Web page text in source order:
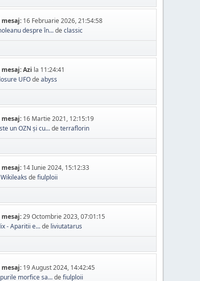
16 Februarie 2026, 21:54:58
despre în...declassic
Azi la 11:24:41
UFOdeabyss
16 Martie 2021, 12:15:19
un OZN și cu...deterraflorin
14 Iunie 2024, 15:12:33
defiulploii
29 Octombrie 2023, 07:01:15
- Aparitii e...de liviutatarus
19 August 2024, 14:42:45
morfice sa...defiulploii